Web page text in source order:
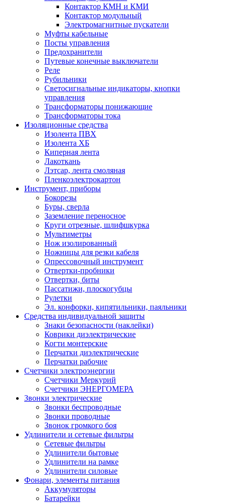
Контактор КМН и КМИ
Контактор модульный
Электромагнитные пускатели
Муфты кабельные
Посты управления
Предохранители
Путевые конечные выключатели
Реле
Рубильники
Светосигнальные индикаторы, кнопки
управления
Трансформаторы понижающие
Трансформаторы тока
Изоляционные средства
Изолента ПВХ
Изолента ХБ
Киперная лента
Лакоткань
Лэтсар, лента смоляная
Пленкоэлектрокартон
Инструмент, приборы
Бокорезы
Буры, сверла
Заземление переносное
Круги отрезные, шлифшкурка
Мультиметры
Нож изолированный
Ножницы для резки кабеля
Опрессовочный инструмент
Отвертки-пробники
Отвертки, биты
Пассатижи, плоскогубцы
Рулетки
Эл. конфорки, кипятильники, паяльники
Средства индивидуальной защиты
Знаки безопасности (наклейки)
Коврики диэлектрические
Когти монтерские
Перчатки диэлектрические
Перчатки рабочие
Счетчики электроэнергии
Счетчики Меркурий
Счетчики ЭНЕРГОМЕРА
Звонки электрические
Звонки беспроводные
Звонки проводные
Звонок громкого боя
Удлинители и сетевые фильтры
Сетевые фильтры
Удлинители бытовые
Удлинители на рамке
Удлинители силовые
Фонари, элементы питания
Аккумуляторы
Батарейки